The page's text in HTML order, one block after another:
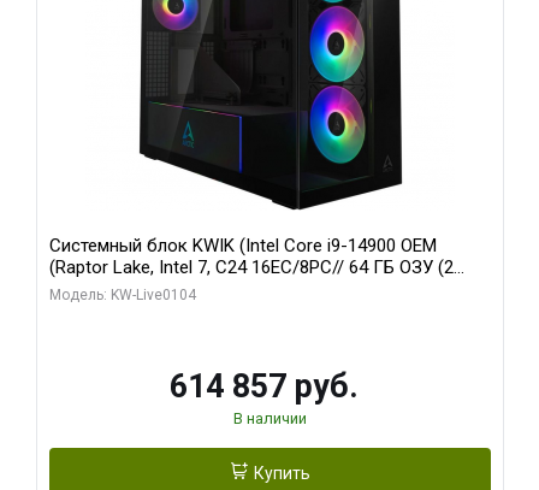
Системный блок KWIK (Intel Core i9-14900 OEM
(Raptor Lake, Intel 7, C24 16EC/8PC// 64 ГБ ОЗУ (2
модуля)/ Afox RTX4090 24GB GDDR6X 384-Bit 3xDP
Модель: KW-Live0104
614 857 руб.
В наличии
Купить